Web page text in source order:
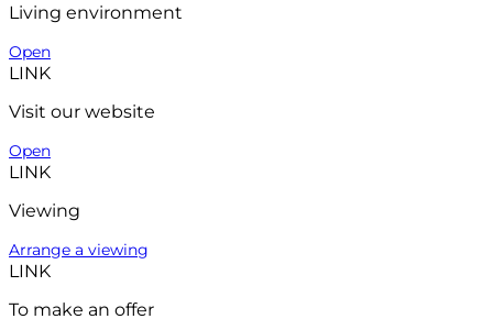
Living environment
Open
LINK
Visit our website
Open
LINK
Viewing
Arrange a viewing
LINK
To make an offer